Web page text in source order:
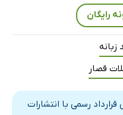
رایگان
قصار
رسمی با انتشارات